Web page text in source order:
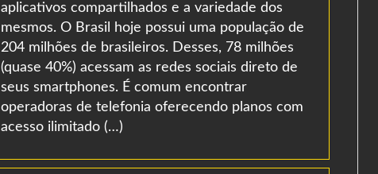
aplicativos compartilhados e a variedade dos
mesmos. O Brasil hoje possui uma população de
204 milhões de brasileiros. Desses, 78 milhões
(quase 40%) acessam as redes sociais direto de
seus smartphones. É comum encontrar
operadoras de telefonia oferecendo planos com
acesso ilimitado (…)